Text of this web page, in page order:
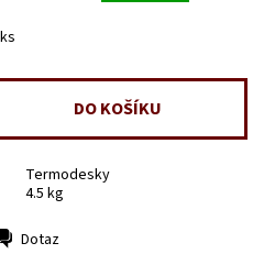
Termodesky
4.5 kg
Dotaz